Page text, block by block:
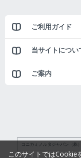
ご利用ガイド
当サイトについ
ご案内
コニカミノルタジャパン（株
このサイトではCookie